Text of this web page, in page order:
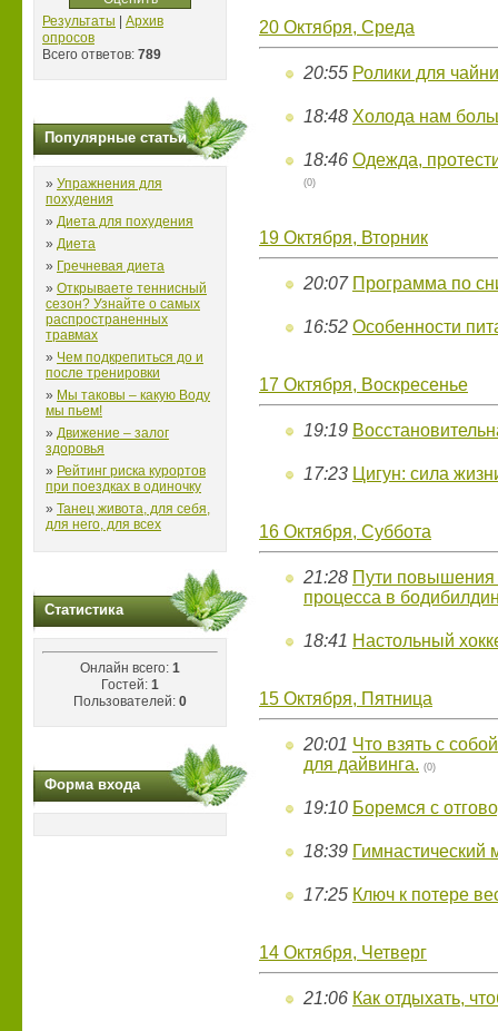
Результаты
Архив
опросов
Всего ответов: 789
Популярные статьи
» Упражнения для
похудения
» Диета для похудения
» Диета
» Гречневая диета
» Открываете теннисный
сезон? Узнайте о самых
распространенных
травмах
» Чем подкрепиться до и
после тренировки
» Мы таковы – какую Воду
мы пьем!
» Движение – залог
здоровья
» Рейтинг риска курортов
при поездках в одиночку
» Танец живота, для себя,
для него, для всех
Статистика
Онлайн всего: 1
Гостей: 1
Пользователей: 0
Форма входа
20 Октября, Среда
20:55 Ролики для
18:48 Холода нам
18:46 Одежда,
(0)
19 Октября, Вторник
20:07 Программа по
16:52 Особенности
17 Октября, Воскресенье
19:19
17:23 Цигун: сила
16 Октября, Суббота
21:28 Пути повышения
процесса в
18:41 Настольный
15 Октября, Пятница
20:01 Что взять с
для дайвинга. (0)
19:10 Боремся с
18:39 Гимнастический
17:25 Ключ к потере
14 Октября, Четверг
21:06 Как отдыхать,